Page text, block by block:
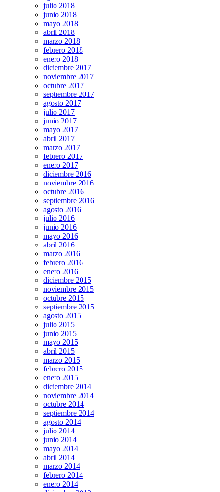
julio 2018
junio 2018
mayo 2018
abril 2018
marzo 2018
febrero 2018
enero 2018
diciembre 2017
noviembre 2017
octubre 2017
septiembre 2017
agosto 2017
julio 2017
junio 2017
mayo 2017
abril 2017
marzo 2017
febrero 2017
enero 2017
diciembre 2016
noviembre 2016
octubre 2016
septiembre 2016
agosto 2016
julio 2016
junio 2016
mayo 2016
abril 2016
marzo 2016
febrero 2016
enero 2016
diciembre 2015
noviembre 2015
octubre 2015
septiembre 2015
agosto 2015
julio 2015
junio 2015
mayo 2015
abril 2015
marzo 2015
febrero 2015
enero 2015
diciembre 2014
noviembre 2014
octubre 2014
septiembre 2014
agosto 2014
julio 2014
junio 2014
mayo 2014
abril 2014
marzo 2014
febrero 2014
enero 2014